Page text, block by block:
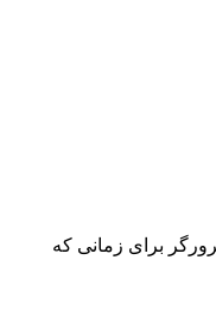
برای زمانی که